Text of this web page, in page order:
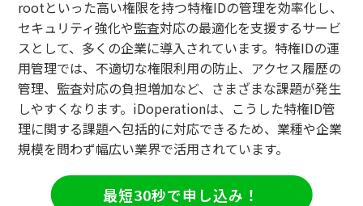
rootといった高い権限を持つ特権IDの管理を効率化し、
セキュリティ強化や監査対応の最適化を支援するサービ
スとして、多くの企業に導入されています。特権IDの運
用管理では、不適切な権限利用の防止、アクセス履歴の
管理、監査対応の負担増加など、さまざまな課題が発生
しやすくなります。iDoperationは、こうした特権ID管
理に関する課題へ包括的に対応できるため、業種や企業
規模を問わず幅広い業界で活用されています。
最短30秒で申し込み！